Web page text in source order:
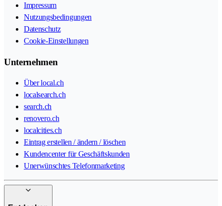
Impressum
Nutzungsbedingungen
Datenschutz
Cookie-Einstellungen
Unternehmen
Über local.ch
localsearch.ch
search.ch
renovero.ch
localcities.ch
Eintrag erstellen / ändern / löschen
Kundencenter für Geschäftskunden
Unerwünschtes Telefonmarketing